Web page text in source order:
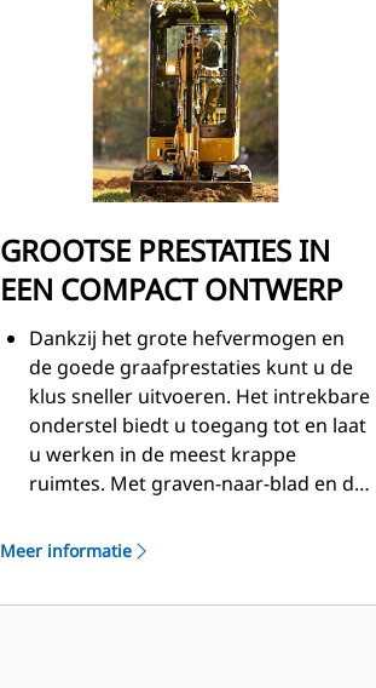
GROOTSE PRESTATIES IN
EEN COMPACT ONTWERP
Dankzij het grote hefvermogen en
de goede graafprestaties kunt u de
klus sneller uitvoeren. Het intrekbare
onderstel biedt u toegang tot en laat
u werken in de meest krappe
ruimtes. Met graven-naar-blad en de
gemakkelijk opruimen.
Meer informatie